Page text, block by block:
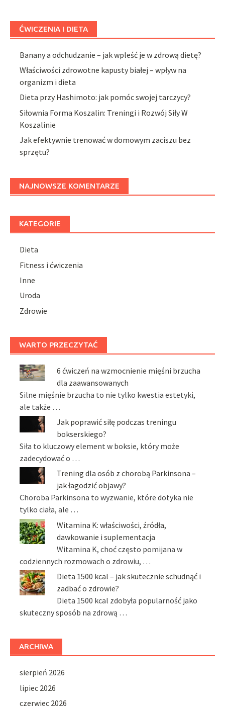
ĆWICZENIA I DIETA
Banany a odchudzanie – jak wpleść je w zdrową dietę?
Właściwości zdrowotne kapusty białej – wpływ na
organizm i dieta
Dieta przy Hashimoto: jak pomóc swojej tarczycy?
Siłownia Forma Koszalin: Treningi i Rozwój Siły W
Koszalinie
Jak efektywnie trenować w domowym zaciszu bez
sprzętu?
NAJNOWSZE KOMENTARZE
KATEGORIE
Dieta
Fitness i ćwiczenia
Inne
Uroda
Zdrowie
WARTO PRZECZYTAĆ
6 ćwiczeń na wzmocnienie mięśni brzucha
dla zaawansowanych
Silne mięśnie brzucha to nie tylko kwestia estetyki,
ale także …
Jak poprawić siłę podczas treningu
bokserskiego?
Siła to kluczowy element w boksie, który może
zadecydować o …
Trening dla osób z chorobą Parkinsona –
jak łagodzić objawy?
Choroba Parkinsona to wyzwanie, które dotyka nie
tylko ciała, ale …
Witamina K: właściwości, źródła,
dawkowanie i suplementacja
Witamina K, choć często pomijana w
codziennych rozmowach o zdrowiu, …
Dieta 1500 kcal – jak skutecznie schudnąć i
zadbać o zdrowie?
Dieta 1500 kcal zdobyła popularność jako
skuteczny sposób na zdrową …
ARCHIWA
sierpień 2026
lipiec 2026
czerwiec 2026